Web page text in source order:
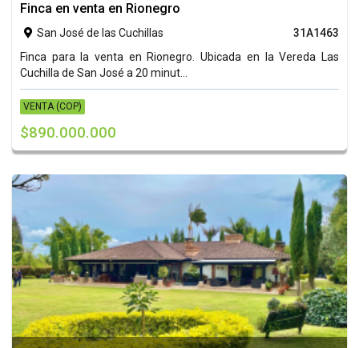
Finca en venta en Rionegro
 San José de las Cuchillas
31A1463
Finca para la venta en Rionegro. Ubicada en la Vereda Las
Cuchilla de San José a 20 minut...
VENTA (COP)
$890.000.000